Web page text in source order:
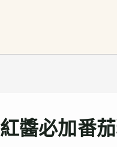
紅醬必加番